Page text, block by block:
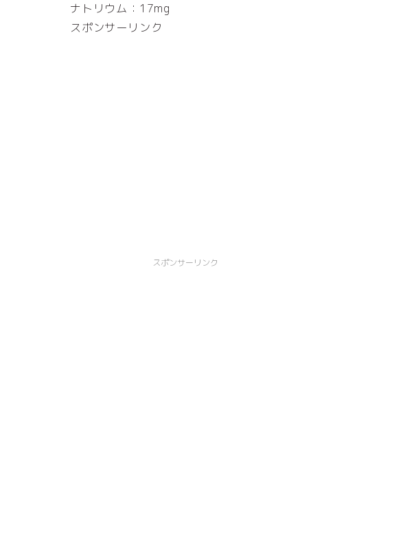
ナトリウム：17mg
スポンサーリンク
スポンサーリンク